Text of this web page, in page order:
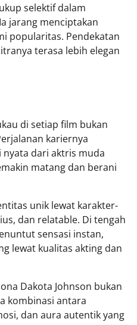
selektif dalam
jarang menciptakan
popularitas. Pendekatan
terasa lebih elegan
di setiap film bukan
kariernya
dari aktris muda
matang dan berani
unik lewat karakter-
dan relatable. Di tengah
sensasi instan,
lewat kualitas akting dan
Dakota Johnson bukan
kombinasi antara
dan aura autentik yang